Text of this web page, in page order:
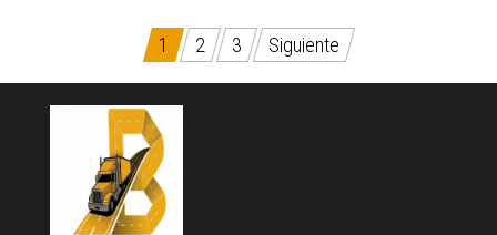
Paginación
de
entradas
1 2 3 Siguiente